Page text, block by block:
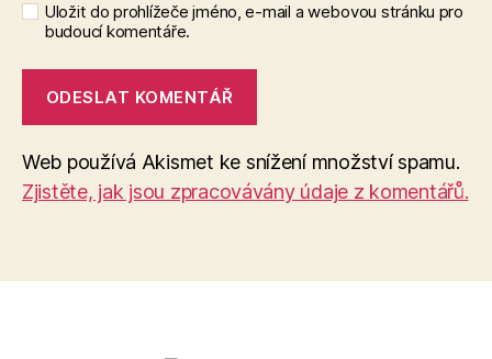
Uložit do prohlížeče jméno, e-mail a webovou stránku pro
budoucí komentáře.
Web používá Akismet ke snížení množství spamu.
Zjistěte, jak jsou zpracovávány údaje z komentářů.